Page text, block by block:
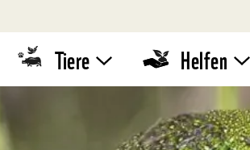
Tiere
Tierlexikon
Quiz
Helfen